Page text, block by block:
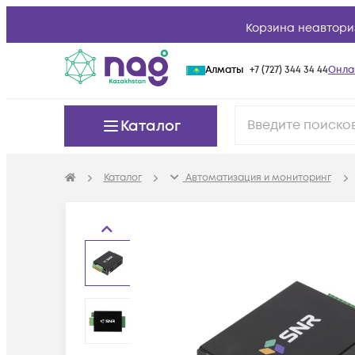
Корзина
Алматы +7 (727) 344 34 44
Каталог
Каталог Автоматизация и мониторинг